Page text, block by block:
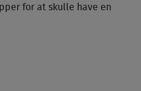
for at skulle have en